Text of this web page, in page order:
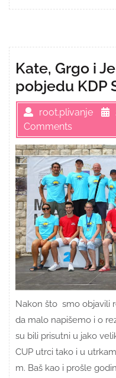
Kate, Grgo i
pobjedu KDP
root.plivanje
Comments
Nakon što smo objavili
da malo napišemo i o
su bili prisutni u jako
CUP utrci tako i u
m. Baš kao i prošle